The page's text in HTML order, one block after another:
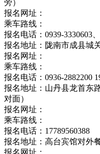
旁）
报名网址：
乘车路线：
报名电话：0939-3330603
报名地址：陇南市成县城
报名网址：
乘车路线：
报名电话：0936-2882200
报名地址：山丹县龙首东
对面）
报名网址：
乘车路线：
报名电话：17789560388
报名地址：高台宾馆对外